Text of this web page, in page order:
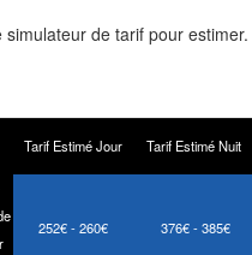
simulateur de tarif pour estimer.
Tarif Estimé Jour Tarif Estimé Nuit
252€ - 260€ 376€ - 385€